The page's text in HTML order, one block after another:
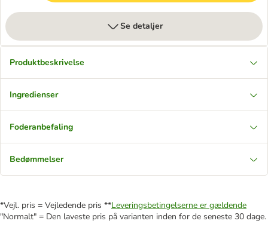
Se detaljer
Produktbeskrivelse
Ingredienser
Foderanbefaling
Bedømmelser
*Vejl. pris = Vejledende pris **Leveringsbetingelserne er gældende
"Normalt" = Den laveste pris på varianten inden for de seneste 30 dage.